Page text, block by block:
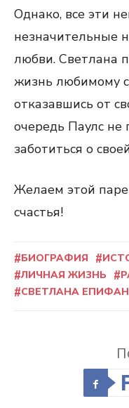
Однако, все эти
незначительные
любви. Светлана
жизнь любимому
отказавшись от
очередь Паулс не
заботиться о
Желаем этой
счастья!
БИОГРАФИЯ
ЛИЧНАЯ ЖИЗНЬ
СВЕТЛАНА